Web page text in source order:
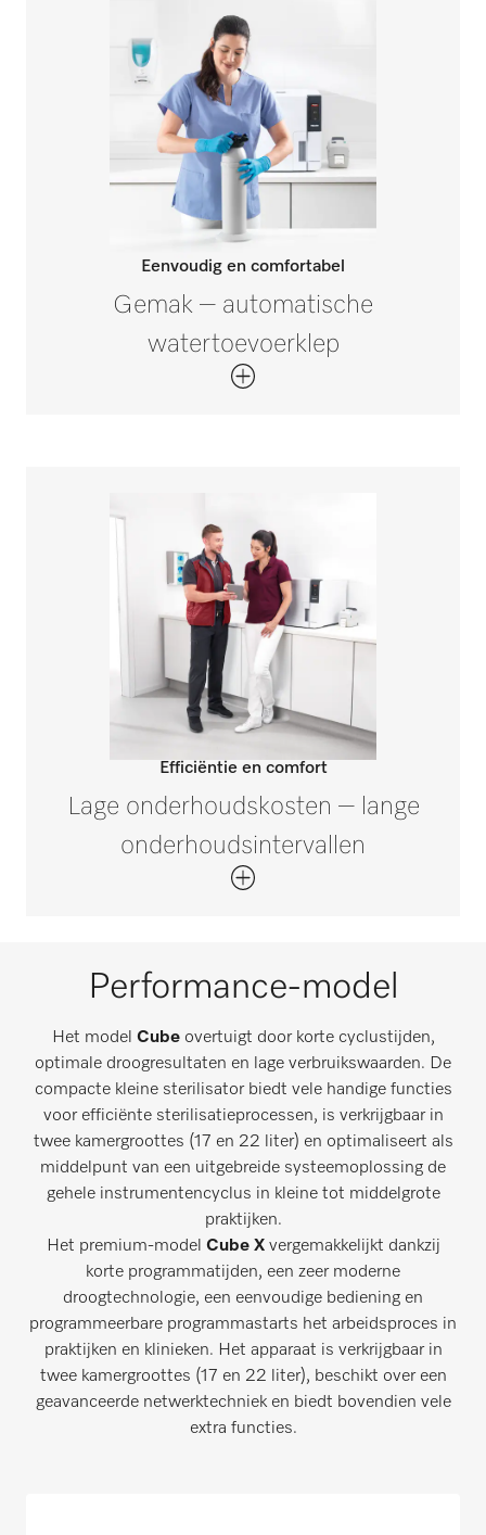
Eenvoudig en comfortabel
Gemak – automatische
watertoevoerklep
Efficiëntie en comfort
Lage onderhoudskosten – lange
onderhoudsintervallen
Performance-model
Het model Cubeovertuigt door korte cyclustijden,
optimale droogresultaten en lage verbruikswaarden. De
compacte kleine sterilisator biedt vele handige functies
voor efficiënte sterilisatieprocessen, is verkrijgbaar in
twee kamergroottes (17 en 22 liter) en optimaliseert als
middelpunt van een uitgebreide systeemoplossing de
gehele instrumentencyclus in kleine tot middelgrote
praktijken.
Het premium-model Cube Xvergemakkelijkt dankzij
korte programmatijden, een zeer moderne
droogtechnologie, een eenvoudige bediening en
programmeerbare programmastarts het arbeidsproces in
praktijken en klinieken. Het apparaat is verkrijgbaar in
twee kamergroottes (17 en 22 liter), beschikt over een
geavanceerde netwerktechniek en biedt bovendien vele
extra functies.